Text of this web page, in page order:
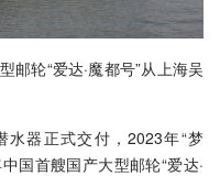
邮轮“爱达·魔都号”从上海吴
水器正式交付，2023年“梦
国首艘国产大型邮轮“爱达·